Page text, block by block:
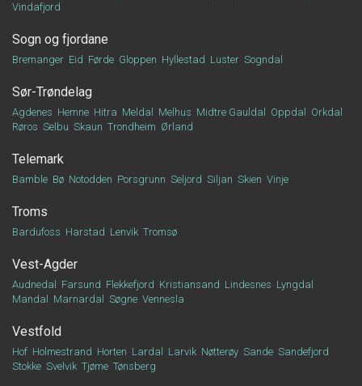
Vindafjord
Sogn og fjordane
Bremanger Eid Førde Gloppen Hyllestad Luster Sogndal
Sør-Trøndelag
Agdenes Hemne Hitra Meldal Melhus Midtre Gauldal Oppdal
Orkdal
Røros Selbu Skaun Trondheim Ørland
Telemark
Bamble Bø Notodden Porsgrunn Seljord Siljan Skien Vinje
Troms
Bardufoss Harstad Lenvik Tromsø
Vest-Agder
Audnedal Farsund Flekkefjord Kristiansand Lindesnes Lyngdal
Mandal
Marnardal Søgne Vennesla
Vestfold
Hof Holmestrand Horten Lardal Larvik Nøtterøy Sande Sandefjord
Stokke Svelvik Tjøme Tønsberg